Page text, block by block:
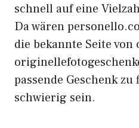
schnell auf eine
Da wären
die bekannte Seite von
passende Geschenk
schwierig sein.